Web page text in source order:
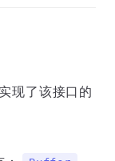
现了该接口的